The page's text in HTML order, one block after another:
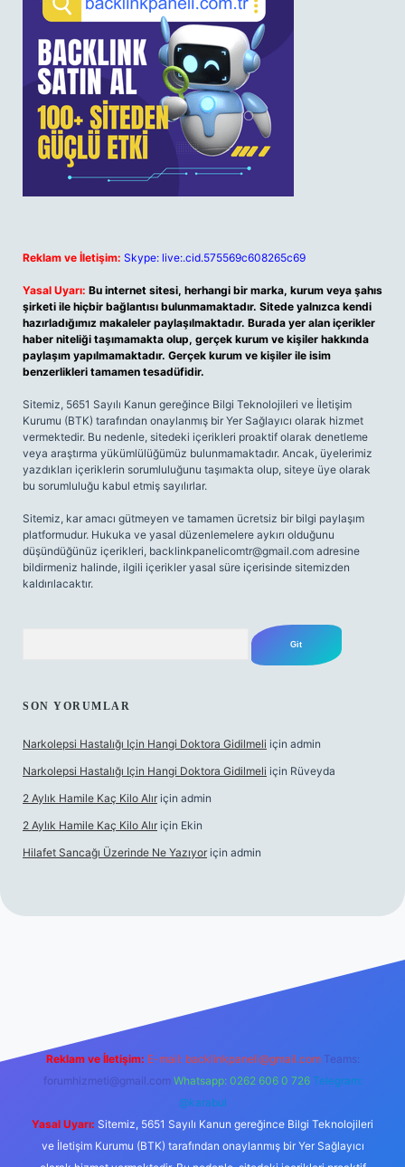
Reklam ve İletişim: Skype: live:.cid.575569c608265c69
Yasal Uyarı: Bu internet sitesi, herhangi bir marka, kurum veya şahıs
şirketi ile hiçbir bağlantısı bulunmamaktadır. Sitede yalnızca kendi
hazırladığımız makaleler paylaşılmaktadır. Burada yer alan içerikler
haber niteliği taşımamakta olup, gerçek kurum ve kişiler hakkında
paylaşım yapılmamaktadır. Gerçek kurum ve kişiler ile isim
benzerlikleri tamamen tesadüfidir.
Sitemiz, 5651 Sayılı Kanun gereğince Bilgi Teknolojileri ve İletişim
Kurumu (BTK) tarafından onaylanmış bir Yer Sağlayıcı olarak hizmet
vermektedir. Bu nedenle, sitedeki içerikleri proaktif olarak denetleme
veya araştırma yükümlülüğümüz bulunmamaktadır. Ancak, üyelerimiz
yazdıkları içeriklerin sorumluluğunu taşımakta olup, siteye üye olarak
bu sorumluluğu kabul etmiş sayılırlar.
Sitemiz, kar amacı gütmeyen ve tamamen ücretsiz bir bilgi paylaşım
platformudur. Hukuka ve yasal düzenlemelere aykırı olduğunu
düşündüğünüz içerikleri, backlinkpanelicomtr@gmail.com adresine
bildirmeniz halinde, ilgili içerikler yasal süre içerisinde sitemizden
kaldırılacaktır.
SON YORUMLAR
Narkolepsi Hastalığı Için Hangi Doktora Gidilmeli için admin
Narkolepsi Hastalığı Için Hangi Doktora Gidilmeli için Rüveyda
2 Aylık Hamile Kaç Kilo Alır için admin
2 Aylık Hamile Kaç Kilo Alır için Ekin
Hilafet Sancağı Üzerinde Ne Yazıyor için admin
Reklam ve İletişim: E-mail: backlinkpaneli@gmail.com Teams:
forumhizmeti@gmail.com Whatsapp: 0262 606 0 726 Telegram:
@karabul
Yasal Uyarı: Sitemiz, 5651 Sayılı Kanun gereğince Bilgi Teknolojileri
ve İletişim Kurumu (BTK) tarafından onaylanmış bir Yer Sağlayıcı